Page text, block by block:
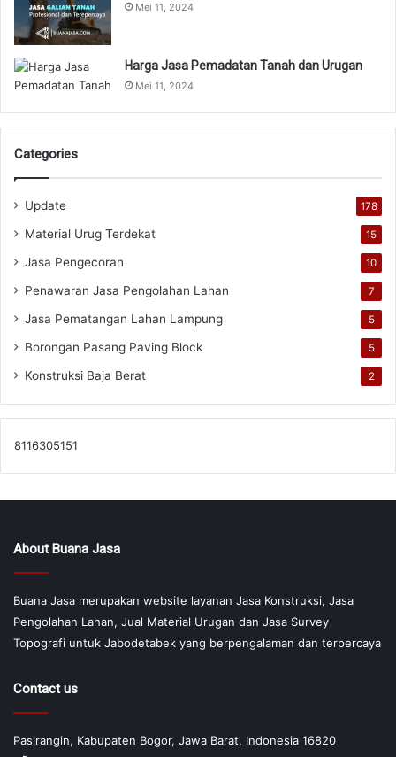
Mei 11, 2024
Harga Jasa Pemadatan Tanah dan Urugan
Mei 11, 2024
Categories
Update 178
Material Urug Terdekat 15
Jasa Pengecoran 10
Penawaran Jasa Pengolahan Lahan 7
Jasa Pematangan Lahan Lampung 5
Borongan Pasang Paving Block 5
Konstruksi Baja Berat 2
8116305151
About Buana Jasa
Buana Jasa merupakan website layanan Jasa Konstruksi, Jasa
Pengolahan Lahan, Jual Material Urugan dan Jasa Survey
Topografi untuk Jabodetabek yang berpengalaman dan terpercaya
Contact us
Pasirangin, Kabupaten Bogor, Jawa Barat, Indonesia 16820